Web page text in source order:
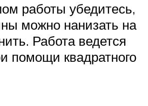
работы убедитесь,
можно нанизать на
Работа ведется
помощи квадратного